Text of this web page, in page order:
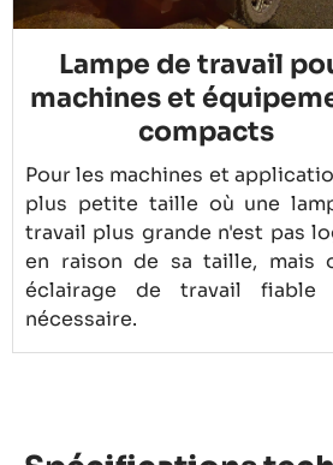
Lampe de travail
machines et
compacts
Pour les machines et
plus petite taille où une
travail plus grande n'est pas
en raison de sa taille, mais
éclairage de travail fiable
nécessaire.